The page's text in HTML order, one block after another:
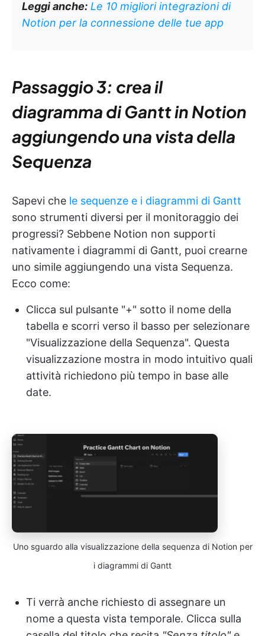
Leggi anche: Le 10 migliori integrazioni di
Notion per la connessione delle tue app
Passaggio 3: crea il
diagramma di Gantt in Notion
aggiungendo una vista della
Sequenza
Sapevi che le sequenze e i diagrammi di Gantt
sono strumenti diversi per il monitoraggio dei
progressi? Sebbene Notion non supporti
nativamente i diagrammi di Gantt, puoi crearne
uno simile aggiungendo una vista Sequenza.
Ecco come:
Clicca sul pulsante "+" sotto il nome della
tabella e scorri verso il basso per selezionare
"Visualizzazione della Sequenza". Questa
visualizzazione mostra in modo intuitivo quali
attività richiedono più tempo in base alle
date.
Uno sguardo alla visualizzazione della sequenza di Notion per
i diagrammi di Gantt
Ti verrà anche richiesto di assegnare un
nome a questa vista temporale. Clicca sulla